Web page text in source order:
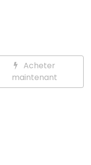
Acheter
maintenant